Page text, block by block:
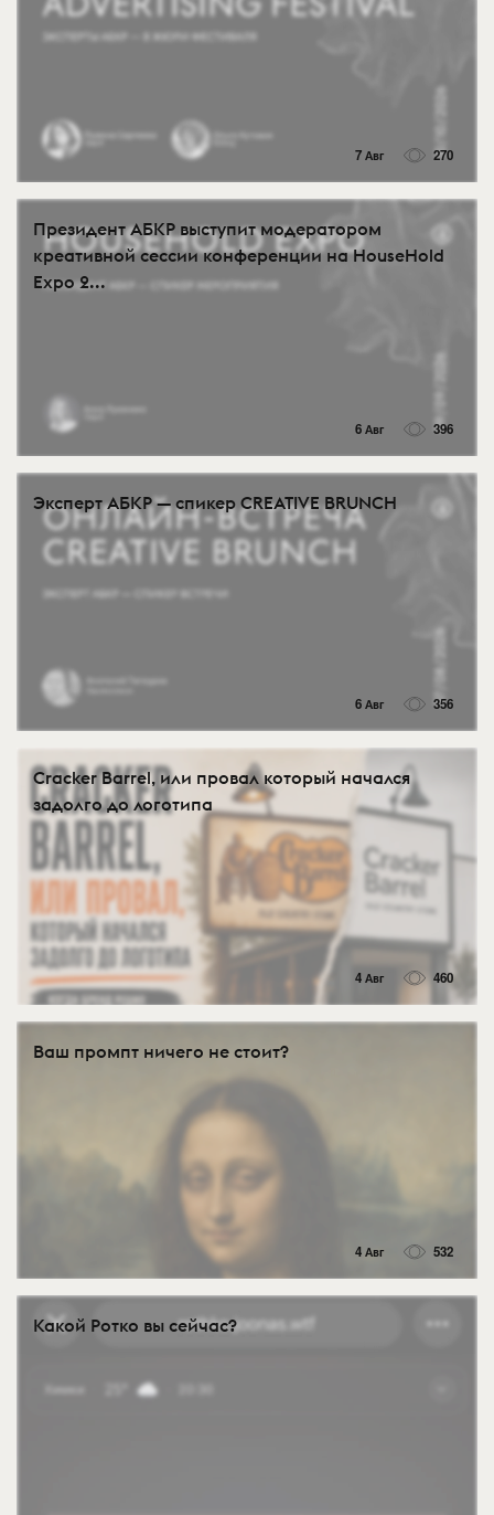
7 Авг 270
Президент АБКР выступит модератором
креативной сессии конференции на HouseHold
Expo 2...
6 Авг 396
Эксперт АБКР — спикер CREATIVE BRUNCH
6 Авг 356
Cracker Barrel, или провал который начался
задолго до логотипа
4 Авг 460
Ваш промпт ничего не стоит?
4 Авг 532
Какой Ротко вы сейчас?